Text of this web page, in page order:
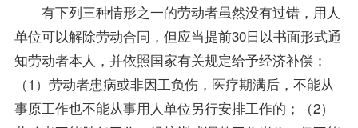
有下列三种情形之一的劳动者虽然没有过错，用人
单位可以解除劳动合同，但应当提前30日以书面形式通
知劳动者本人，并依照国家有关规定给予经济补偿：
（1）劳动者患病或非因工负伤，医疗期满后，不能从
事原工作也不能从事用人单位另行安排工作的；（2）